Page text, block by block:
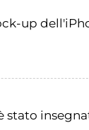
up
stato